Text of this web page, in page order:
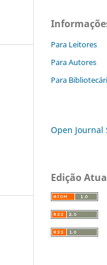
Para Leitores
Para Autores
Para
Open Journal
Edição